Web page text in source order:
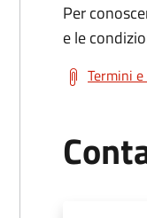
Per
e le
Termini